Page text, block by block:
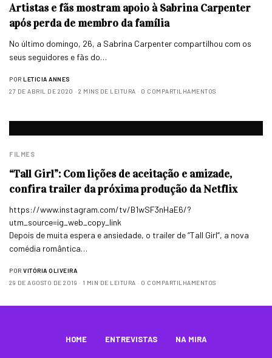
Artistas e fãs mostram apoio à Sabrina Carpenter
após perda de membro da família
No último domingo, 26, a Sabrina Carpenter compartilhou com os
seus seguidores e fãs do…
POR LETICIA ANNES
27 DE ABRIL DE 2020
2 MINS DE LEITURA 0 COMPARTILHAMENTOS
FILMES
“Tall Girl”: Com lições de aceitação e amizade,
confira trailer da próxima produção da Netflix
https://www.instagram.com/tv/B1wSF3nHaE6/?
utm_source=ig_web_copy_link
Depois de muita espera e ansiedade, o trailer de “Tall Girl“, a nova
comédia romântica…
POR VITÓRIA OLIVEIRA
29 DE AGOSTO DE 2019
1 MIN DE LEITURA 0 COMPARTILHAMENTOS
HOME ENTREVISTAS NA MIRA